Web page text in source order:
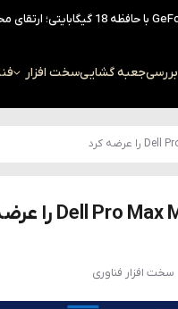
بررسیجعبه گشاییسخت افزار
سخت افزار فناوری